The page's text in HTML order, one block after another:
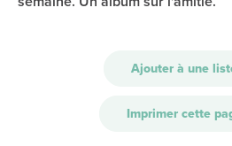
Ajouter à une
Imprimer cette